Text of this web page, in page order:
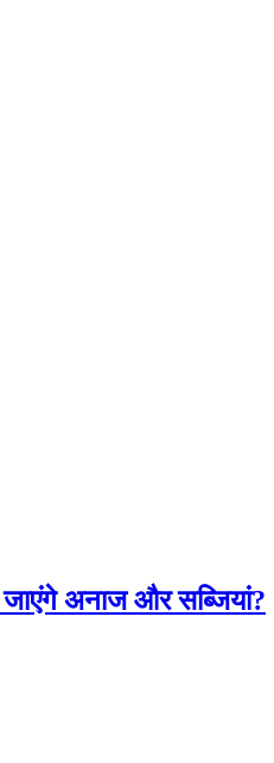
अनाज और सब्जियां?